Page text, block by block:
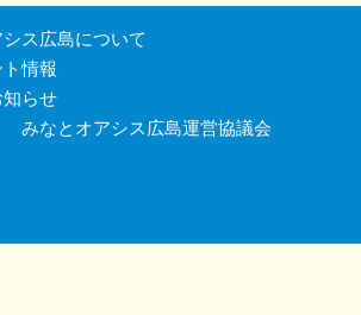
ス広島について
情報
知らせ
みなとオアシス広島運営協議会